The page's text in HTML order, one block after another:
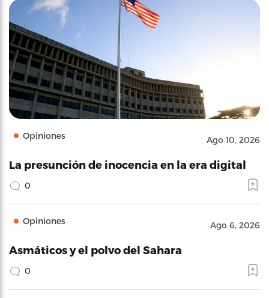
Opiniones Ago 10, 2026
La presunción de inocencia en la era digital
0
Opiniones Ago 6, 2026
Asmáticos y el polvo del Sahara
0